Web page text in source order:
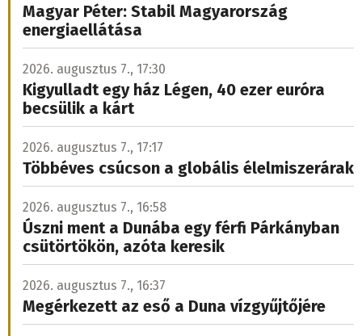
Magyar Péter: Stabil Magyarország
energiaellátása
2026. augusztus 7., 17:30
Kigyulladt egy ház Légen, 40 ezer euróra
becsülik a kárt
2026. augusztus 7., 17:17
Többéves csúcson a globális élelmiszerárak
2026. augusztus 7., 16:58
Úszni ment a Dunába egy férfi Párkányban
csütörtökön, azóta keresik
2026. augusztus 7., 16:37
Megérkezett az eső a Duna vízgyűjtőjére